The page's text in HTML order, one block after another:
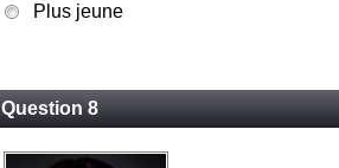
Plus jeune
Question 8